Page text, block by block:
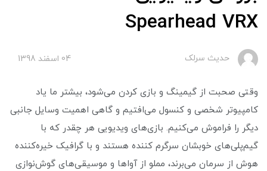
Spearhead VRX
حدیث سرلک 04 اسفند 1398
وقتی صحبت از گیمینگ و بازی کردن می‌شود، بیشتر ما یاد
کامپیوتر شخصی و کنسول می‌افتیم و گاهی اهمیت وسایل جانبی
دیگر را فراموش می‌کنیم. بازی‌های ویدیویی هر چقدر که با
گیم‌پلی‌های خوبشان سرگرم کننده هستند و با گرافیک خیره‌کننده
هوش از سرمان می‌برند، مملو از آواها و موسیقی‌های گوش‌نوازی